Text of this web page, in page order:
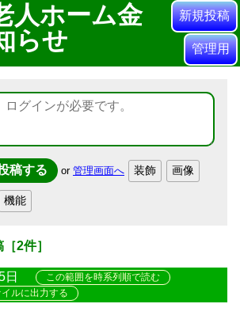
人ホーム金
らせ
新規投稿
管理用
or 管理画面へ
［2件］
日
この範囲を時系列順で読む
ルに出力する